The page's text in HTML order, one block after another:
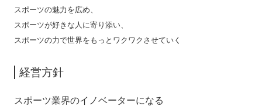
スポーツの魅力を広め、
スポーツが好きな人に寄り添い、
スポーツの力で世界をもっとワクワクさせていく
経営方針
スポーツ業界のイノベーターになる